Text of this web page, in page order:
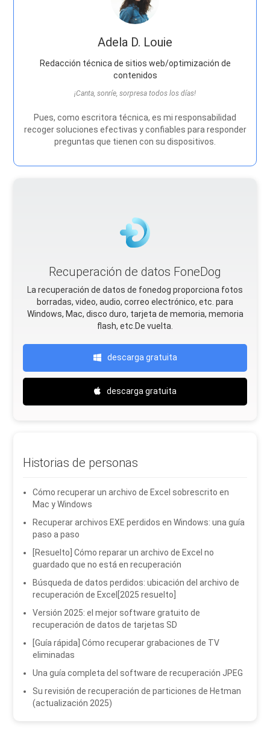
Adela D. Louie
Redacción técnica de sitios web/optimización de
contenidos
¡Canta, sonríe, sorpresa todos los días!
Pues, como escritora técnica, es mi responsabilidad
recoger soluciones efectivas y confiables para responder
preguntas que tienen con su dispositivos.
Recuperación de datos FoneDog
La recuperación de datos de fonedog proporciona fotos
borradas, video, audio, correo electrónico, etc. para
Windows, Mac, disco duro, tarjeta de memoria, memoria
flash, etc.De vuelta.
descarga gratuita
descarga gratuita
Historias de personas
Cómo recuperar un archivo de Excel sobrescrito en
Mac y Windows
Recuperar archivos EXE perdidos en Windows: una guía
paso a paso
[Resuelto] Cómo reparar un archivo de Excel no
guardado que no está en recuperación
Búsqueda de datos perdidos: ubicación del archivo de
recuperación de Excel[2025 resuelto]
Versión 2025: el mejor software gratuito de
recuperación de datos de tarjetas SD
[Guía rápida] Cómo recuperar grabaciones de TV
eliminadas
Una guía completa del software de recuperación JPEG
Su revisión de recuperación de particiones de Hetman
(actualización 2025)